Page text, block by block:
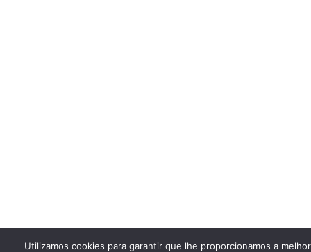
Utilizamos cookies para garantir que lhe proporcionamos a